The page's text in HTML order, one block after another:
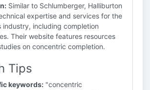
Similar to Schlumberger, Halliburton
expertise and services for the
industry, including completion
Their website features resources
on concentric completion.
Tips
keywords: "concentric